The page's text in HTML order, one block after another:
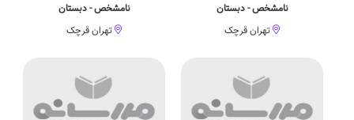
نامشخص - دبستان
تهران قرچک
نامشخص - دبستان
تهران قرچک